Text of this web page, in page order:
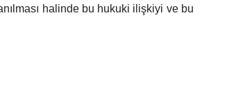
halinde bu hukuki ilişkiyi ve bu